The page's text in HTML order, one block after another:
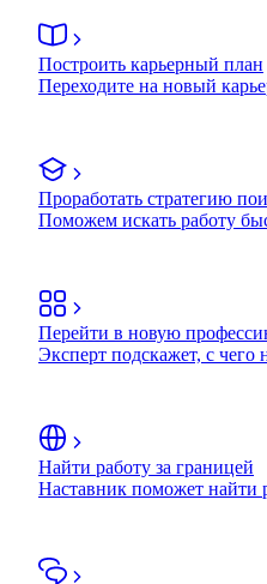
Построить карьерный план
Переходите на новый
Проработать стратегию
Поможем искать работу
Перейти в новую
Эксперт подскажет, с чего
Найти работу за границей
Наставник поможет найти